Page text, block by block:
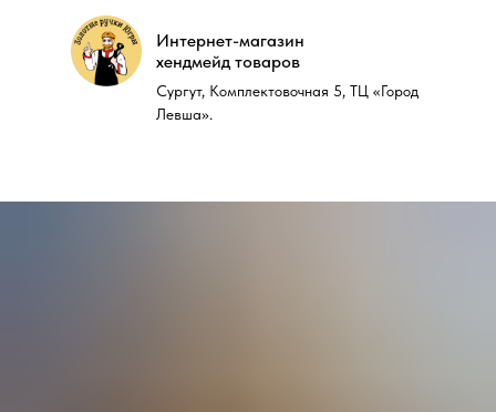
Интернет-магазин
хендмейд товаров
Сургут, Комплектовочная 5, ТЦ «Город
Левша».
Интернет-магазин
хендмейд товаров
Сургут, Комплектовочная 5, ТЦ «Город
Левша».